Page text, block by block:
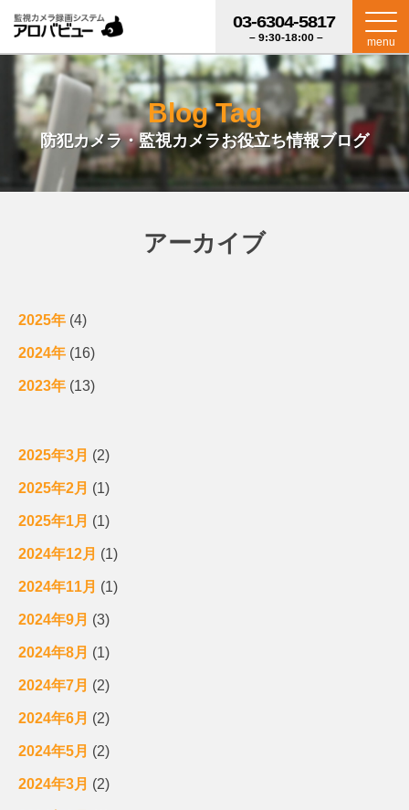
menu
03-6304-5817
– 9:30-18:00 –
Blog Tag
防犯カメラ・監視カメラお役立ち情報ブログ
アーカイブ
2025年 (4)
2024年 (16)
2023年 (13)
2025年3月 (2)
2025年2月 (1)
2025年1月 (1)
2024年12月 (1)
2024年11月 (1)
2024年9月 (3)
2024年8月 (1)
2024年7月 (2)
2024年6月 (2)
2024年5月 (2)
2024年3月 (2)